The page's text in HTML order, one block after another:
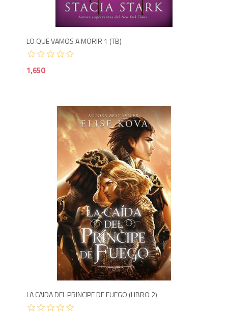
LO QUE VAMOS A MORIR 1 (TB)
1,650
LA CAIDA DEL PRINCIPE DE FUEGO (LIBRO 2)